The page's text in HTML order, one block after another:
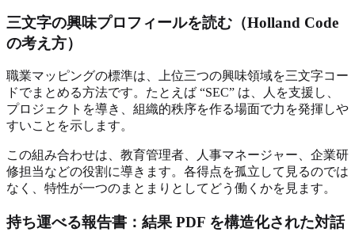
三文字の興味プロフィールを読む（Holland Code
の考え方）
職業マッピングの標準は、上位三つの興味領域を三文字コー
ドでまとめる方法です。たとえば “SEC” は、人を支援し、
プロジェクトを導き、組織的秩序を作る場面で力を発揮しや
すいことを示します。
この組み合わせは、教育管理者、人事マネージャー、企業研
修担当などの役割に導きます。各得点を孤立して見るのでは
なく、特性が一つのまとまりとしてどう働くかを見ます。
持ち運べる報告書：結果 PDF を構造化された対話